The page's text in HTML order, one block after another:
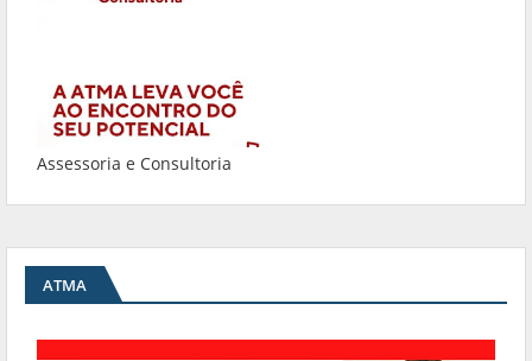
Assessoria e Consultoria
ATMA